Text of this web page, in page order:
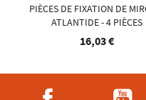
PIÈCES DE FIXATION DE
ATLANTIDE - 4 PIÈCES
16,03 €